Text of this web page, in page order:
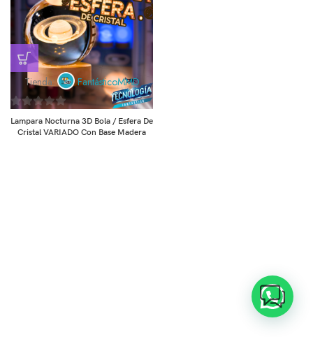
Tienda: FantásticoMMD
de
Lampara Nocturna 3D Bola / Esfera De
Cristal VARIADO Con Base Madera